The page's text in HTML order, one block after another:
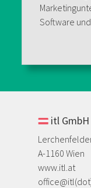
Software
itl GmbH
A-1160 Wien
www.itl.at